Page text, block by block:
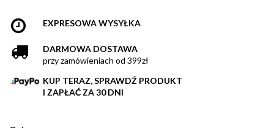
EXPRESOWA WYSYŁKA
DARMOWA DOSTAWA
przy zamówieniach od 399zł
KUP TERAZ, SPRAWDŹ PRODUKT
I ZAPŁAĆ ZA 30 DNI